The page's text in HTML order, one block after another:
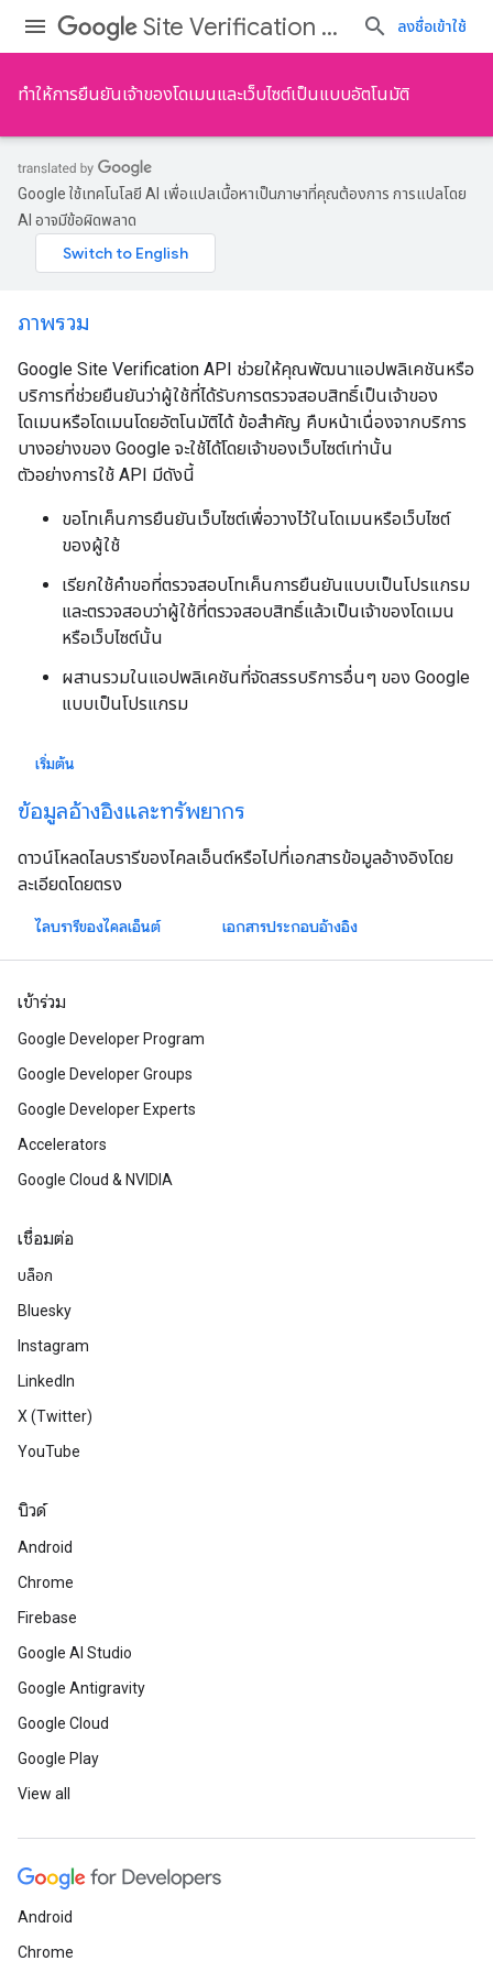
Site Verification API ลงชื่อเข้าใช้
ทำให้การยืนยันเจ้าของโดเมนและเว็บไซต์เป็นแบบอัตโนมัติ
Google ใช้เทคโนโลยี AI เพื่อแปลเนื้อหาเป็นภาษาที่คุณต้องการ การแปลโดย
AI อาจมีข้อผิดพลาด
ภาพรวม
Google Site Verification API ช่วยให้คุณพัฒนาแอปพลิเคชันหรือ
บริการที่ช่วยยืนยันว่าผู้ใช้ที่ได้รับการตรวจสอบสิทธิ์เป็นเจ้าของ
โดเมนหรือโดเมนโดยอัตโนมัติได้ ข้อสําคัญ คืบหน้าเนื่องจากบริการ
บางอย่างของ Google จะใช้ได้โดยเจ้าของเว็บไซต์เท่านั้น
ตัวอย่างการใช้ API มีดังนี้
ขอโทเค็นการยืนยันเว็บไซต์เพื่อวางไว้ในโดเมนหรือเว็บไซต์
ของผู้ใช้
เรียกใช้คําขอที่ตรวจสอบโทเค็นการยืนยันแบบเป็นโปรแกรม
และตรวจสอบว่าผู้ใช้ที่ตรวจสอบสิทธิ์แล้วเป็นเจ้าของโดเมน
หรือเว็บไซต์นั้น
ผสานรวมในแอปพลิเคชันที่จัดสรรบริการอื่นๆ ของ Google
แบบเป็นโปรแกรม
เริ่มต้น
ข้อมูลอ้างอิงและทรัพยากร
ดาวน์โหลดไลบรารีของไคลเอ็นต์หรือไปที่เอกสารข้อมูลอ้างอิงโดย
ละเอียดโดยตรง
ไลบรารีของไคลเอ็นต์ เอกสารประกอบอ้างอิง
เข้าร่วม
Google Developer Program
Google Developer Groups
Google Developer Experts
Accelerators
Google Cloud & NVIDIA
เชื่อมต่อ
บล็อก
Bluesky
Instagram
LinkedIn
X (Twitter)
YouTube
บิวด์
Android
Chrome
Firebase
Google AI Studio
Google Antigravity
Google Cloud
Google Play
View all
Android
Chrome